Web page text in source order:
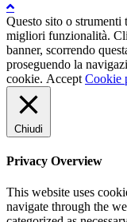
Questo sito o
migliori funzionalità.
banner, scorrendo
proseguendo la
cookie. Accept Cookie
Chiudi
Privacy Overview
This website uses
navigate through the